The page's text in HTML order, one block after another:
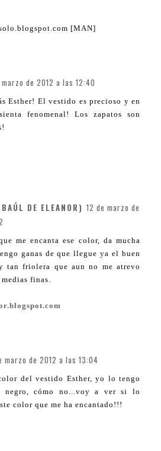
[MAN]
marzo de 2012 a las 12:40
Esther! El vestido es precioso y en
fenomenal! Los zapatos son
DE ELEANOR) 12 de marzo de
me encanta ese color, da mucha
ganas de que llegue ya el buen
tan friolera que aun no me atrevo
finas.
marzo de 2012 a las 13:04
del vestido Esther, yo lo tengo
negro, cómo no...voy a ver si lo
color que me ha encantado!!!